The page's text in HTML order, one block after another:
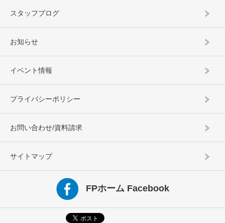
スタッフブログ
お知らせ
イベント情報
プライバシーポリシー
お問い合わせ/資料請求
サイトマップ
FPホーム Facebook